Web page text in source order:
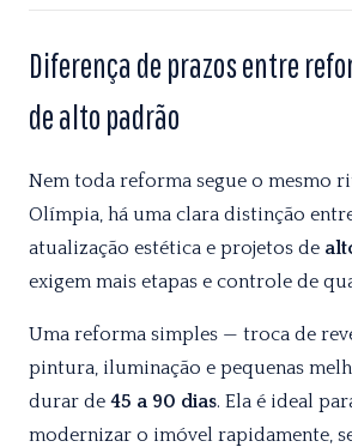
Diferença de prazos entre
de alto padrão
Nem toda reforma segue o mesmo
Olímpia, há uma clara distinção
atualização estética e projetos de
exigem mais etapas e controle de
Uma reforma simples — troca de
pintura, iluminação e pequenas
durar de 45 a 90 dias. Ela é ideal
modernizar o imóvel rapidamente,